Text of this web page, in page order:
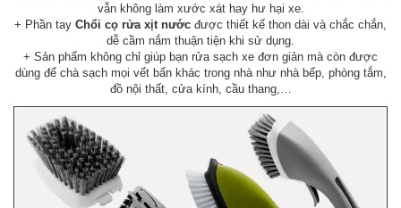
vẫn không làm xước xát hay hư hại xe.
+ Phần tay Chổi cọ rửa xịt nước được thiết kế thon dài và chắc chắn,
dễ cầm nắm thuận tiện khi sử dụng.
+ Sản phẩm không chỉ giúp bạn rửa sạch xe đơn giản mà còn được
dùng để chà sạch mọi vết bẩn khác trong nhà như nhà bếp, phòng tắm,
đồ nội thất, cửa kính, cầu thang,…